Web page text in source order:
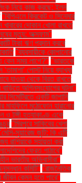
নিয়ে কাজ করছে: ইলন
"বিপিএলে ক্রিকেট ও সিনেমার
খাবারের দোকান খোলা রাখতে
মৃত্যু: অক্সফাম"
টাকা ঋণ প্রদান করবে
"ব্যবসায়ীকে কোপানোর
কেন সময় লাগে?" "ভারতকে
‘তামাশা’ পোস্ট নিয়ে ব্যাখ্যা
যাওয়া থেকে বিরত রাখতে
অগ্নিসংযোগের ঘটনা"
সিমেট্রিতে একটি জাপানি
মাহফিলে মুঠোফোন হারানোর
ও টঙ্গী হত্যাকাণ্ড একে
"মিরপুরে সাকিবের খেলা
সুয়ারেজ জুটি: কি এটি
রাশিয়াকে সহায়তা করা
ফেরত পাঠাবে"
ভারতীয় অভিবাসীরা"
কমিটি" "রাজনৈতিক
কেমন হতে পারে"